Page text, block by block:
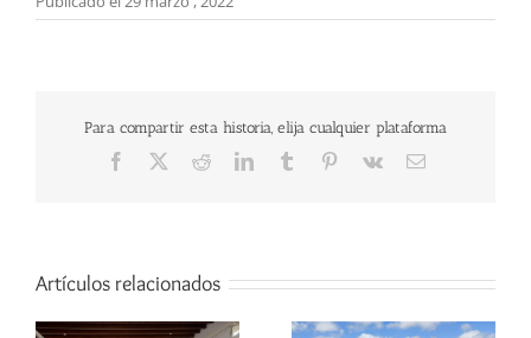
Para compartir esta historia, elija cualquier plataforma
Facebook RedditLinkedInTumblr Pinterest
Vk
Correo
Artículos relacionados